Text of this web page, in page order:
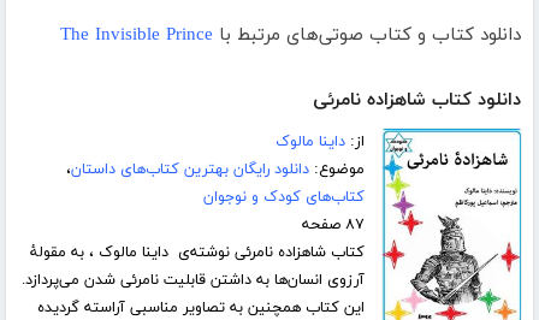
دانلود کتاب و کتاب صوتی‌های مرتبط با The Invisible Prince
دانلود کتاب شاهزاده نامرئی
از:داینا مالوک
موضوع:دانلود رایگان بهترین کتاب‌های داستان،
کتاب‌های کودک و نوجوان
۸۷ صفحه
کتاب شاهزاده نامرئی نوشته‌ی داینا مالوک ، به مقولۀ
آرزوی انسان‌ها به داشتن قابلیت نامرئی شدن می‌پردازد.
این کتاب همچنین به تصاویر مناسبی آراسته گردیده